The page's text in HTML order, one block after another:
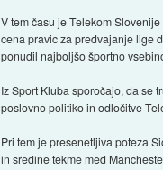
V tem času je Telekom
cena pravic za predvajanje lige
ponudil najboljšo športno
Iz Sport Kluba sporočajo, da se
poslovno politiko in odločitve
Pri tem je presenetljiva poteza
in sredine tekme med